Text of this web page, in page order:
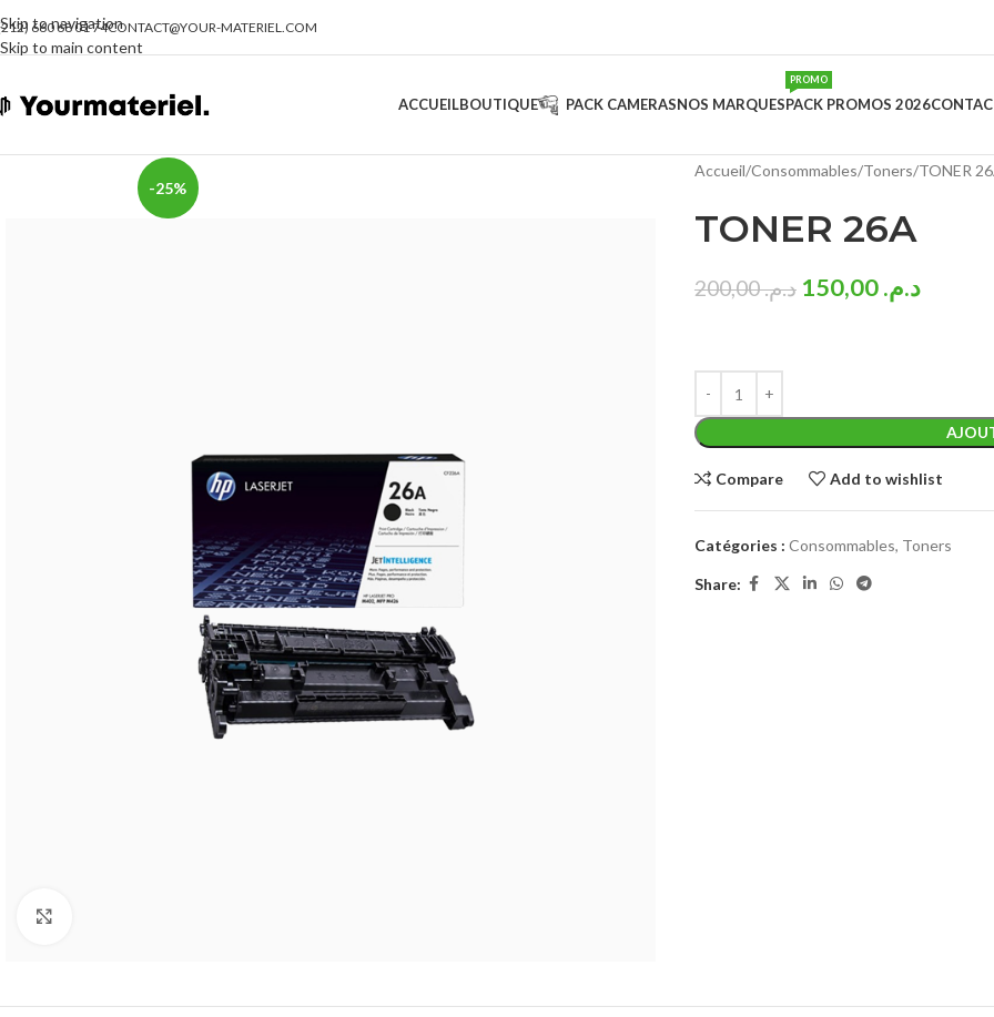
Skip to navigation
Skip to main content
660 68 01 74CONTACT@YOUR-MATERIEL.COM
ACCUEILBOUTIQUE PACK CAMERASNOS MARQUESPACK PROMOS 2026
PROMO
-25%
Accueil Consommables Toners TONER
TONER 26A
د.م.200,00 د.م.150,00
Compare Add to wishlist
Catégories : Consommables, Toners
Share: